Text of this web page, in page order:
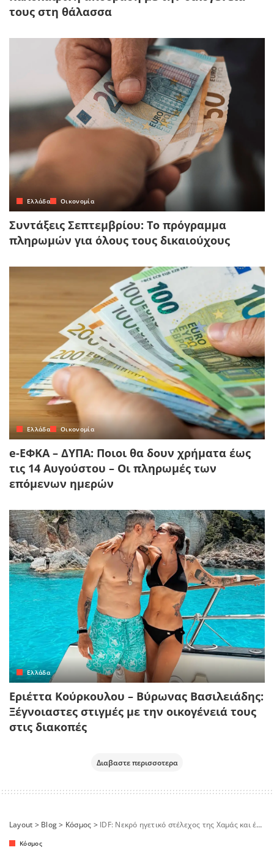
τους στη θάλασσα
Ελλάδα Οικονομία
Συντάξεις Σεπτεμβρίου: Το πρόγραμμα
πληρωμών για όλους τους δικαιούχους
Ελλάδα Οικονομία
e-ΕΦΚΑ – ΔΥΠΑ: Ποιοι θα δουν χρήματα έως
τις 14 Αυγούστου – Οι πληρωμές των
επόμενων ημερών
Ελλάδα
Εριέττα Κούρκουλου – Βύρωνας Βασιλειάδης:
Ξέγνοιαστες στιγμές με την οικογένειά τους
στις διακοπές
Διαβαστε περισσοτερα
Layout > Blog> Κόσμος > IDF: Νεκρό ηγετικό στέλεχος της Χαμάς και ένας από τους ενορχηστρωτές της 7ης Οκτωβρίου
Κόσμος